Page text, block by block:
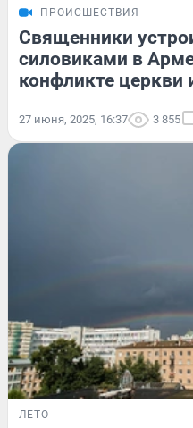
ПРОИСШЕСТВИЯ
Священники
силовиками в
конфликте церкви
27 июня, 2025, 16:37 3 855
ЛЕТО